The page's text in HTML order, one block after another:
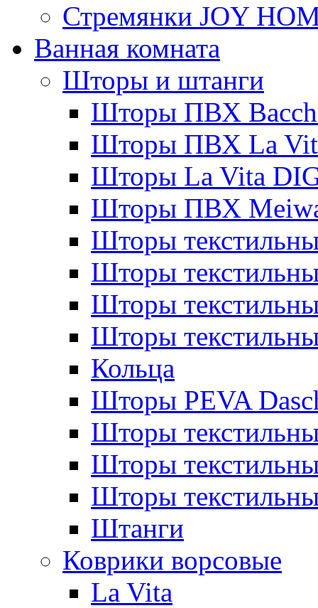
Стремянки JOY
Ванная комната
Шторы и штанги
Шторы ПВХ
Шторы ПВХ La
Шторы La Vita
Шторы ПВХ
Шторы
Шторы
Шторы
Шторы
Кольца
Шторы PEVA
Шторы
Шторы
Шторы
Штанги
Коврики ворсовые
La Vita